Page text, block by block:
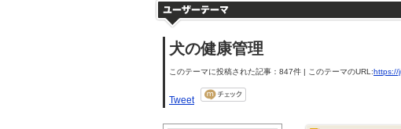
犬の健康管理
このテーマに投稿された記事：847件 | このテーマのURL:https://
Tweet